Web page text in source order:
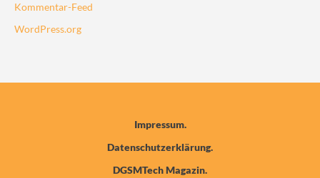
Kommentar-Feed
WordPress.org
Impressum
Datenschutzerklärung
DGSMTech Magazin